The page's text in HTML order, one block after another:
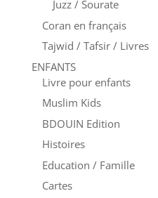
Juzz / Sourate
Coran en français
Tajwid / Tafsir / Livres
ENFANTS
Livre pour enfants
Muslim Kids
BDOUIN Edition
Histoires
Education / Famille
Cartes